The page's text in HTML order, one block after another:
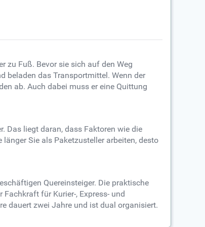
zu Fuß. Bevor sie sich auf den Weg
beladen das Transportmittel. Wenn der
ab. Auch dabei muss er eine Quittung
Das liegt daran, dass Faktoren wie die
Sie als Paketzusteller arbeiten, desto
Quereinsteiger. Die praktische
für Kurier-, Express- und
dauert zwei Jahre und ist dual organisiert.